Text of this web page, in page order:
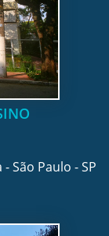
São Paulo - SP